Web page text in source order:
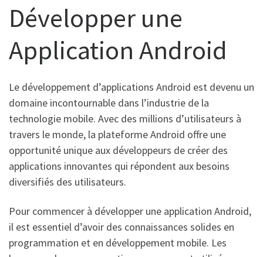
Développer une
Application Android
Le développement d’applications Android est devenu un
domaine incontournable dans l’industrie de la
technologie mobile. Avec des millions d’utilisateurs à
travers le monde, la plateforme Android offre une
opportunité unique aux développeurs de créer des
applications innovantes qui répondent aux besoins
diversifiés des utilisateurs.
Pour commencer à développer une application Android,
il est essentiel d’avoir des connaissances solides en
programmation et en développement mobile. Les